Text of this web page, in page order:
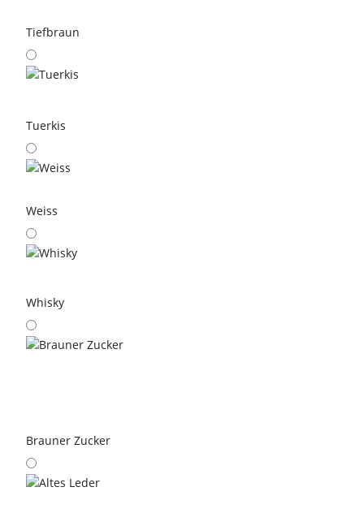
Tiefbraun
Tuerkis
Weiss
Whisky
Brauner Zucker